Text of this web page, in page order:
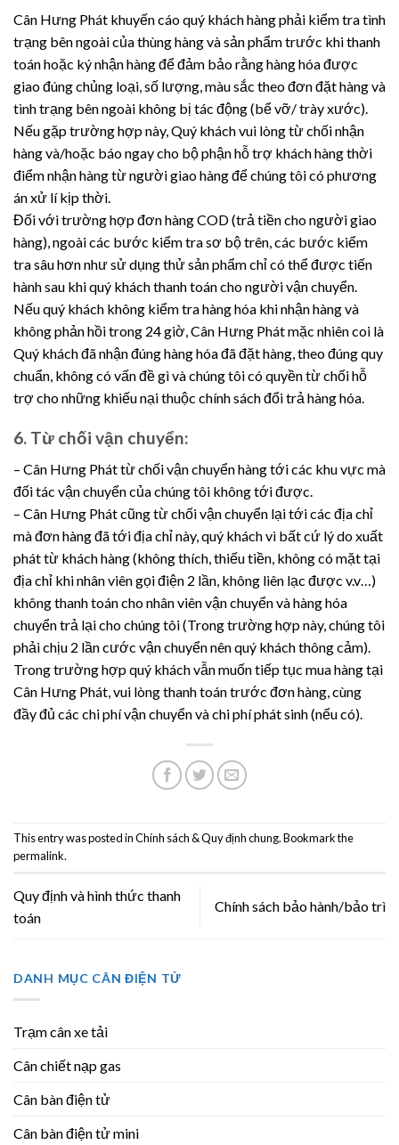
DANH MỤC CÂN ĐIỆN TỬ
Trạm cân xe tải
Cân chiết nạp gas
Cân bàn điện tử
Cân bàn điện tử mini
Cân Hưng Phát khuyến cáo quý khách hàng phải kiểm tra tình
trạng bên ngoài của thùng hàng và sản phẩm trước khi thanh
toán hoặc ký nhận hàng để đảm bảo rằng hàng hóa được
giao đúng chủng loại, số lượng, màu sắc theo đơn đặt hàng và
tình trạng bên ngoài không bị tác động (bể vỡ/ trày xước).
Nếu gặp trường hợp này, Quý khách vui lòng từ chối nhận
hàng và/hoặc báo ngay cho bộ phận hỗ trợ khách hàng thời
điểm nhận hàng từ người giao hàng để chúng tôi có phương
án xử lí kịp thời.
Đối với trường hợp đơn hàng COD (trả tiền cho người giao
hàng), ngoài các bước kiểm tra sơ bộ trên, các bước kiểm
tra sâu hơn như sử dụng thử sản phẩm chỉ có thể được tiến
hành sau khi quý khách thanh toán cho người vận chuyển.
Nếu quý khách không kiểm tra hàng hóa khi nhận hàng và
không phản hồi trong 24 giờ, Cân Hưng Phát mặc nhiên coi là
Quý khách đã nhận đúng hàng hóa đã đặt hàng, theo đúng quy
chuẩn, không có vấn đề gì và chúng tôi có quyền từ chối hỗ
trợ cho những khiếu nại thuộc chính sách đổi trả hàng hóa.
6. Từ chối vận chuyển:
– Cân Hưng Phát từ chối vận chuyển hàng tới các khu vực mà
đối tác vận chuyển của chúng tôi không tới được.
– Cân Hưng Phát cũng từ chối vận chuyển lại tới các địa chỉ
mà đơn hàng đã tới địa chỉ này, quý khách vì bất cứ lý do xuất
phát từ khách hàng (không thích, thiếu tiền, không có mặt tại
địa chỉ khi nhân viên gọi điện 2 lần, không liên lạc được v.v…)
không thanh toán cho nhân viên vận chuyển và hàng hóa
chuyển trả lại cho chúng tôi (Trong trường hợp này, chúng tôi
phải chịu 2 lần cước vận chuyển nên quý khách thông cảm).
Trong trường hợp quý khách vẫn muốn tiếp tục mua hàng tại
Cân Hưng Phát, vui lòng thanh toán trước đơn hàng, cùng
đầy đủ các chi phí vận chuyển và chi phí phát sinh (nếu có).
This entry was posted inChính sách & Quy định chung. Bookmark the
permalink.
Quy định và hình thức thanh
toán
Chính sách bảo hành/bảo trì